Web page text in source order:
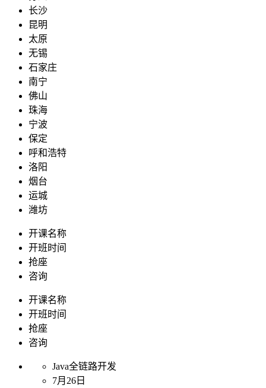
长沙
昆明
太原
无锡
石家庄
南宁
佛山
珠海
宁波
保定
呼和浩特
洛阳
烟台
运城
潍坊
开课名称
开班时间
抢座
咨询
开课名称
开班时间
抢座
咨询
Java全链路开发
7月26日